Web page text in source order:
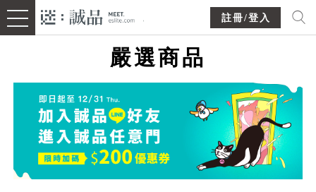
註冊/登入
嚴選商品